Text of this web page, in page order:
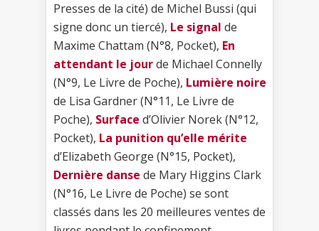
Presses de la cité) de Michel Bussi (qui
signe donc un tiercé), Le signal de
Maxime Chattam (N°8, Pocket), En
attendant le jourde Michael Connelly
(N°9, Le Livre de Poche), Lumière noire
de Lisa Gardner (N°11, Le Livre de
Poche), Surface d’Olivier Norek (N°12,
Pocket), La punition qu’elle mérite
d’Elizabeth George (N°15, Pocket),
Dernière danse de Mary Higgins Clark
(N°16, Le Livre de Poche) se sont
classés dans les 20 meilleures ventes de